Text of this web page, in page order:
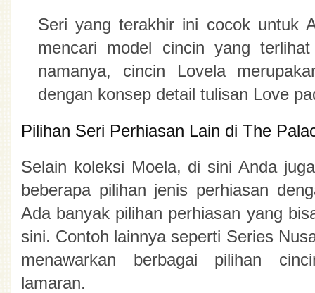
Seri yang terakhir ini cocok untuk
mencari model cincin yang
namanya, cincin Lovela
dengan konsep detail tulisan Love
Pilihan Seri Perhiasan Lain di The
Selain koleksi Moela, di sini Anda
beberapa pilihan jenis perhiasan
Ada banyak pilihan perhiasan yang
sini. Contoh lainnya seperti Series
menawarkan berbagai pilihan
lamaran.